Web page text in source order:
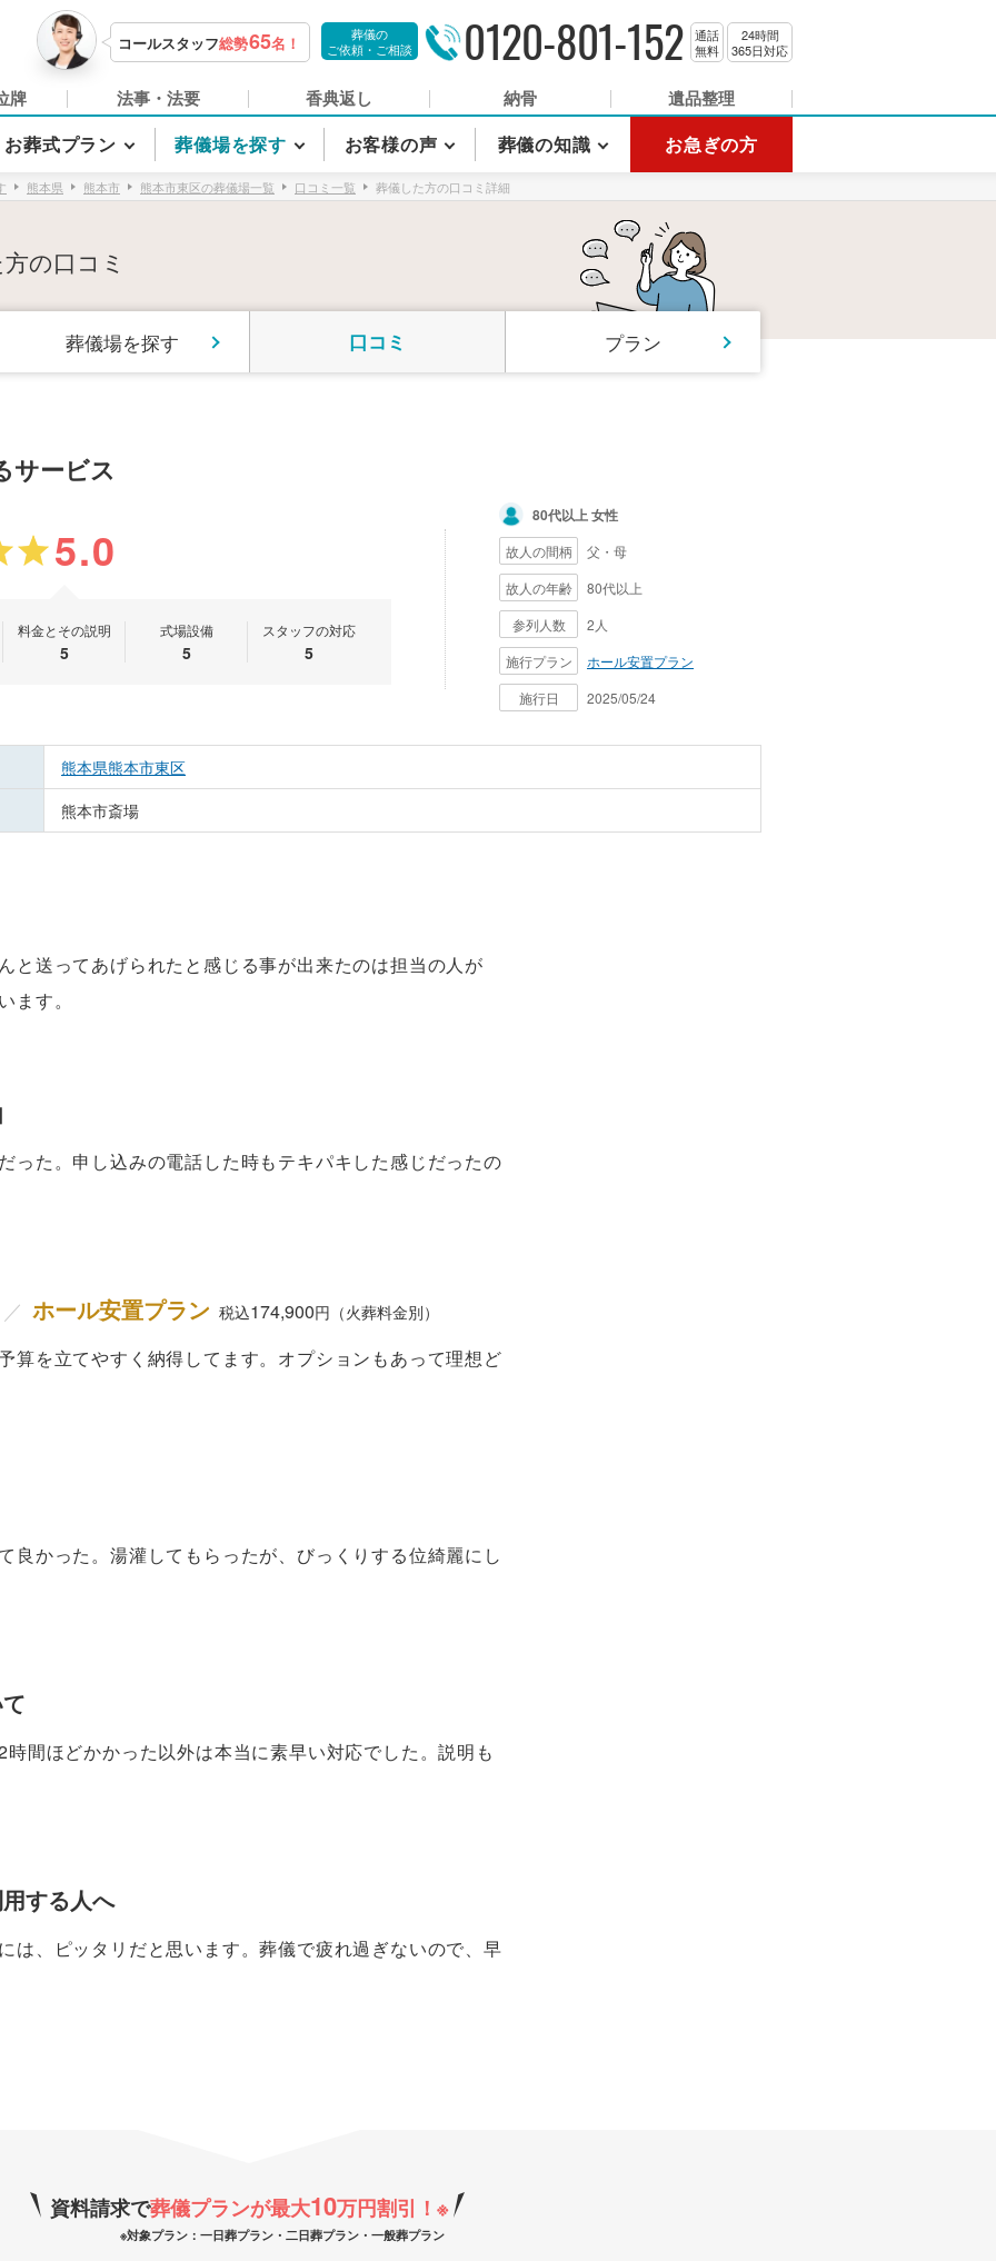
コールスタッフ総勢65名！
葬儀の
ご依頼・ご相談
0120-801-152
通話
無料
24時間
365日対応
牌 法事・法要 香典返し 納骨 遺品整理
お葬式プラン 葬儀場を探す お客様の声 葬儀の知識 お急ぎの方
熊本県 熊本市 熊本市東区の葬儀場一覧 口コミ一覧 葬儀した方の口コミ詳細
の口コミ
葬儀場を探す 口コミ プラン
サービス
5.0
料金とその説明 式場設備 スタッフの対応
5 5 5
80代以上 女性
故人の間柄
父・母
故人の年齢
80代以上
参列人数
2人
施行プラン
ホール安置プラン
施行日
2025/05/24
熊本県熊本市東区
熊本市斎場
と送ってあげられたと感じる事が出来たのは担当の人が
ます。
った。申し込みの電話した時もテキパキした感じだったの
／ ホール安置プラン 税込174,900円（火葬料金別）
算を立てやすく納得してます。オプションもあって理想ど
良かった。湯灌してもらったが、びっくりする位綺麗にし
間ほどかかった以外は本当に素早い対応でした。説明も
する人へ
は、ピッタリだと思います。葬儀で疲れ過ぎないので、早
資料請求で葬儀プランが最大10万円割引！ ※
※対象プラン：一日葬プラン・二日葬プラン・一般葬プラン